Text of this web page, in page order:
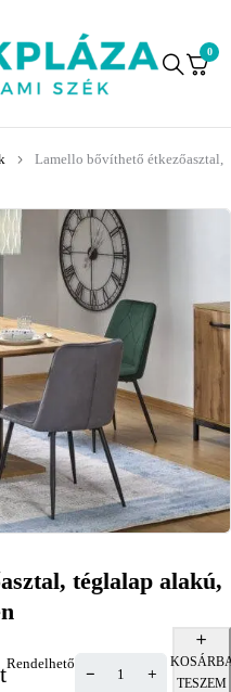
0
Lamello bővíthető étkezőasztal,
téglalap alakú,
Rendelhető
TESZEM